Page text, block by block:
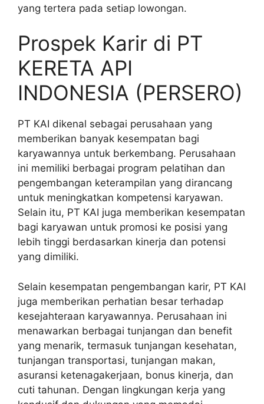
yang tertera pada setiap lowongan.
Prospek Karir di PT
KERETA API
INDONESIA (PERSERO)
PT KAI dikenal sebagai perusahaan yang
memberikan banyak kesempatan bagi
karyawannya untuk berkembang. Perusahaan
ini memiliki berbagai program pelatihan dan
pengembangan keterampilan yang dirancang
untuk meningkatkan kompetensi karyawan.
Selain itu, PT KAI juga memberikan kesempatan
bagi karyawan untuk promosi ke posisi yang
lebih tinggi berdasarkan kinerja dan potensi
yang dimiliki.
Selain kesempatan pengembangan karir, PT KAI
juga memberikan perhatian besar terhadap
kesejahteraan karyawannya. Perusahaan ini
menawarkan berbagai tunjangan dan benefit
yang menarik, termasuk tunjangan kesehatan,
tunjangan transportasi, tunjangan makan,
asuransi ketenagakerjaan, bonus kinerja, dan
cuti tahunan. Dengan lingkungan kerja yang